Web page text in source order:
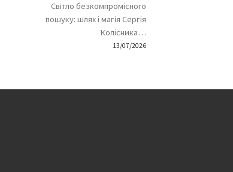
Світло безкомпромісного
пошуку: шлях і магія Сергія
Колісника…
13/07/2026